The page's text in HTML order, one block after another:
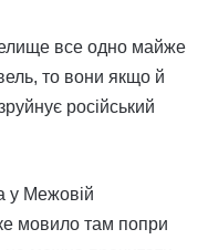
все одно майже
то вони якщо й
російський
у Межовій
мовило там попри